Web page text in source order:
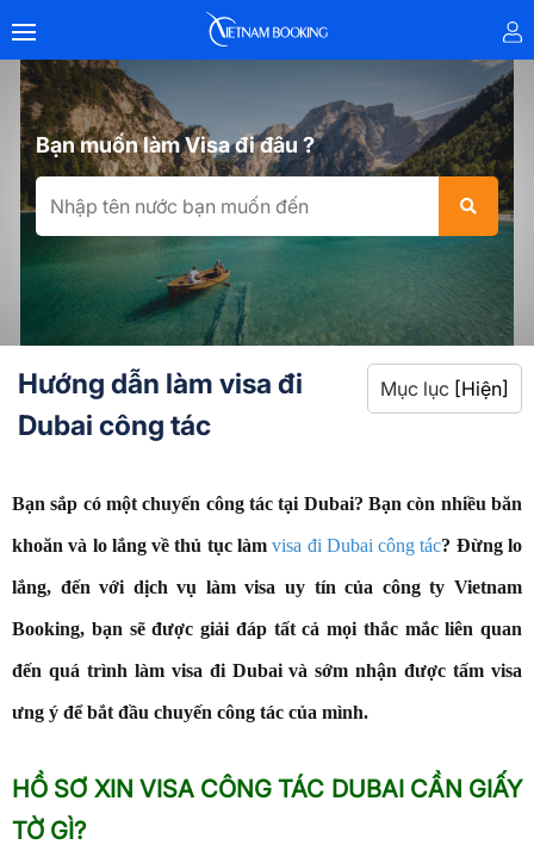
Bạn muốn làm Visa đi đâu ?
Mục lục [Hiện]
Hướng dẫn làm visa đi
Dubai công tác
Bạn sắp có một chuyến công tác tại Dubai? Bạn còn nhiều băn
khoăn và lo lắng về thủ tục làmvisa đi Dubai công tác? Đừng lo
lắng, đến với dịch vụ làm visa uy tín của công ty Vietnam
Booking, bạn sẽ được giải đáp tất cả mọi thắc mắc liên quan
đến quá trình làm visa đi Dubai và sớm nhận được tấm visa
ưng ý để bắt đầu chuyến công tác của mình.
HỒ SƠ XIN VISA CÔNG TÁC DUBAI CẦN GIẤY
TỜ GÌ?